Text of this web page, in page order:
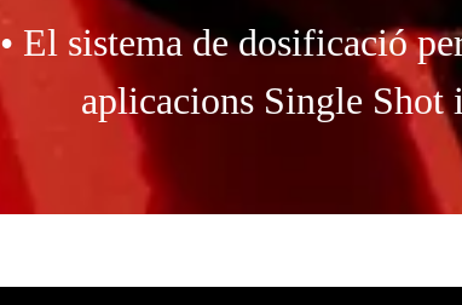
• El sistema de dosificació
aplicacions Single Shot